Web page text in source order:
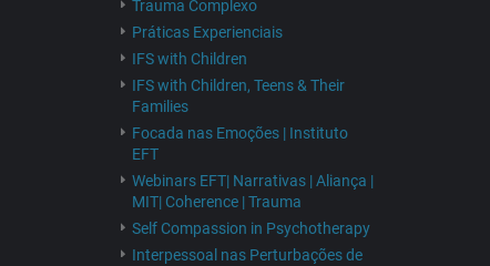
Trauma Complexo
Práticas Experienciais
IFS with Children
IFS with Children, Teens & Their
Families
Focada nas Emoções | Instituto
EFT
Webinars EFT| Narrativas | Aliança |
MIT| Coherence | Trauma
Self Compassion in Psychotherapy
Interpessoal nas Perturbações de